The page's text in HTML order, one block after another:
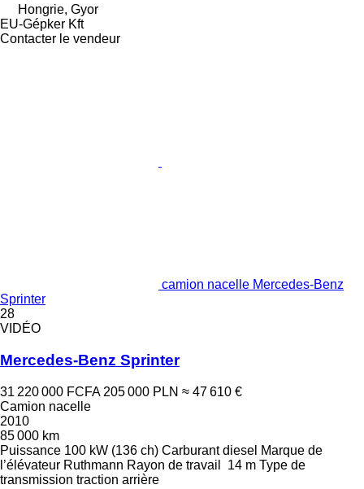
Hongrie, Gyor
EU-Gépker Kft
Contacter le vendeur
camion nacelle Mercedes-Benz
Sprinter
28
VIDÉO
Mercedes-Benz Sprinter
31 220 000 FCFA 205 000 PLN ≈ 47 610 €
Camion nacelle
2010
85 000 km
Puissance 100 kW (136 ch) Carburant diesel Marque de
l’élévateur Ruthmann Rayon de travail 14 m Type de
transmission traction arrière